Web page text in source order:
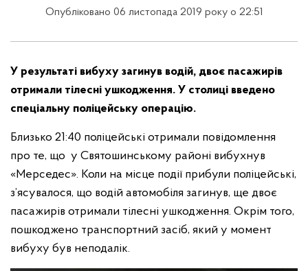
Опубліковано 06 листопада 2019 року о 22:51
У результаті вибуху загинув водій, двоє пасажирів
отримали тілесні ушкодження. У столиці введено
спеціальну поліцейську операцію.
Близько 21:40 поліцейські отримали повідомлення
про те, що у Святошинському районі вибухнув
«Мерседес». Коли на місце події прибули поліцейські,
з’ясувалося, що водій автомобіля загинув, ще двоє
пасажирів отримали тілесні ушкодження. Окрім того,
пошкоджено транспортний засіб, який у момент
вибуху був неподалік.